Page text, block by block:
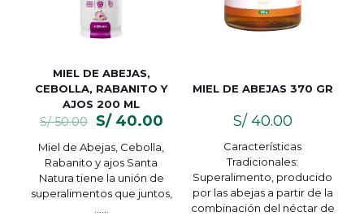
MIEL DE ABEJAS,
CEBOLLA, RABANITO Y
AJOS 200 ML
S/50.00
El
original
era:
S/ 50.00.
S/40.00El
actual
S/ 40.00.
Miel de Abejas, Cebolla,
Rabanito y ajos Santa
Natura tiene la unión de
superalimentos que juntos,
MIEL DE ABEJAS 370 GR
S/40.00
Características
Tradicionales:
Superalimento, producido
por las abejas a partir de la
combinación del néctar de